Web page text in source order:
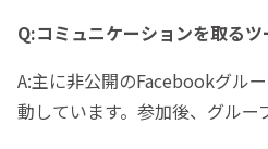
Q:コミュニケーションを取るツ
A:主に非公開のFacebookグル
動しています。参加後、グルー